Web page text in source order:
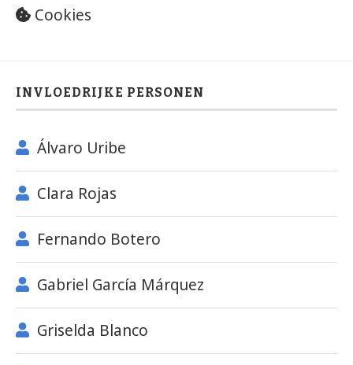
Cookies
INVLOEDRIJKE PERSONEN
Álvaro Uribe
Clara Rojas
Fernando Botero
Gabriel García Márquez
Griselda Blanco